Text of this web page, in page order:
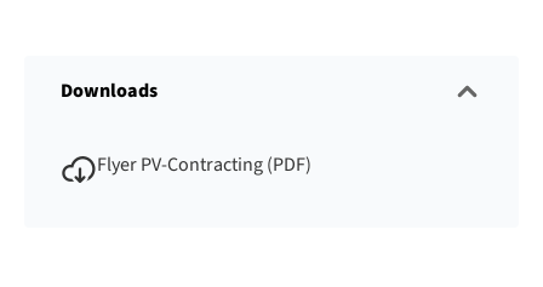
Downloads
Flyer PV-Contracting (PDF)